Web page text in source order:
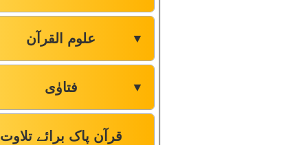
علوم القرآن ▼
فتاوٰی ▼
قرآن پاک برائے تلاوت